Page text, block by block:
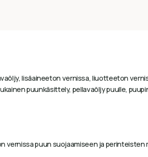
lisäaineeton vernissa, liuotteeton
puunkäsittely, pellavaöljy puulle,
puun suojaamiseen ja perinteisten